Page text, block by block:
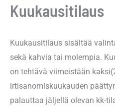
Kuukausitilaus
Kuukausitilaus sisältää
sekä kahvia tai molempia.
on tehtävä viimeistään
irtisanomiskuukauden
palauttaa jäljellä olevan kk-